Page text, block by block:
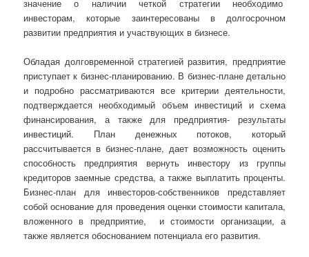
значение о наличии четкой стратегии необходимо
инвесторам, которые заинтересованы в долгосрочном
развитии предприятия и участвующих в бизнесе.
Обладая долговременной стратегией развития, предприятие
приступает к бизнес-планированию. В бизнес-плане детально
и подробно рассматриваются все критерии деятельности,
подтверждается необходимый объем инвестиций и схема
финансирования, а также для предприятия- результаты
инвестиций. План денежных потоков, который
рассчитывается в бизнес-плане, дает возможность оценить
способность предприятия вернуть инвестору из группы
кредиторов заемные средства, а также выплатить проценты.
Бизнес-план для инвесторов-собственников представляет
собой основание для проведения оценки стоимости капитала,
вложенного в предприятие, и стоимости организации, а
также является обоснованием потенциала его развития.